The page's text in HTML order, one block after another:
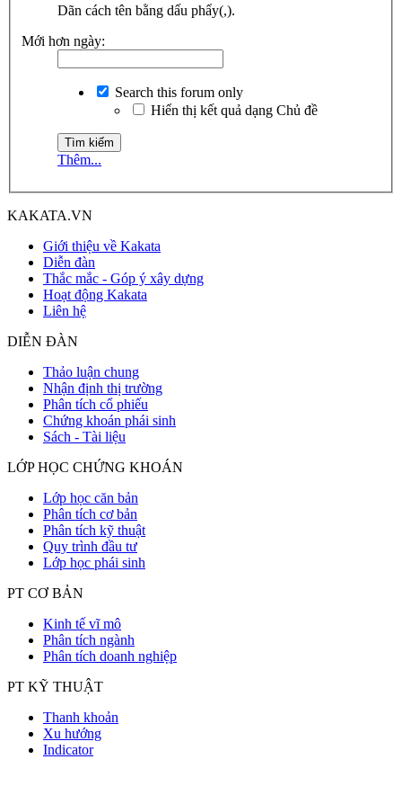
Dãn cách tên bằng dấu phẩy(,).
Mới hơn ngày:
Search this forum only
Hiển thị kết quả dạng Chủ đề
Thêm...
KAKATA.VN
Giới thiệu về Kakata
Diễn đàn
Thắc mắc - Góp ý xây dựng
Hoạt động Kakata
Liên hệ
DIỄN ĐÀN
Thảo luận chung
Nhận định thị trường
Phân tích cổ phiếu
Chứng khoán phái sinh
Sách - Tài liệu
LỚP HỌC CHỨNG KHOÁN
Lớp học căn bản
Phân tích cơ bản
Phân tích kỹ thuật
Quy trình đầu tư
Lớp học phái sinh
PT CƠ BẢN
Kinh tế vĩ mô
Phân tích ngành
Phân tích doanh nghiệp
PT KỸ THUẬT
Thanh khoản
Xu hướng
Indicator